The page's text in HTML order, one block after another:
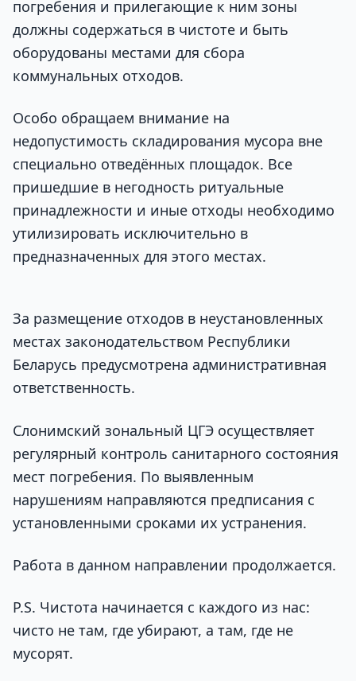
погребения и прилегающие к ним зоны
должны содержаться в чистоте и быть
оборудованы местами для сбора
коммунальных отходов.
Особо обращаем внимание на
недопустимость складирования мусора вне
специально отведённых площадок. Все
пришедшие в негодность ритуальные
принадлежности и иные отходы необходимо
утилизировать исключительно в
предназначенных для этого местах.
За размещение отходов в неустановленных
местах законодательством Республики
Беларусь предусмотрена административная
ответственность.
Слонимский зональный ЦГЭ осуществляет
регулярный контроль санитарного состояния
мест погребения. По выявленным
нарушениям направляются предписания с
установленными сроками их устранения.
Работа в данном направлении продолжается.
P.S. Чистота начинается с каждого из нас:
чисто не там, где убирают, а там, где не
мусорят.